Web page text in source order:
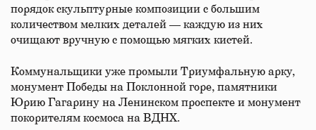
порядок скульптурные композиции с большим
количеством мелких деталей — каждую из них
очищают вручную с помощью мягких кистей.
Коммунальщики уже промыли Триумфальную арку,
монумент Победы на Поклонной горе, памятники
Юрию Гагарину на Ленинском проспекте и монумент
покорителям космоса на ВДНХ.